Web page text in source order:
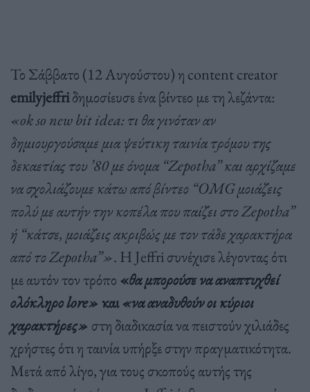
Το Σάββατο (12 Αυγούστου) η content creator
emilyjeffriδημοσίευσε ένα βίντεο με τη λεζάντα:
«ok so new bit idea: τι θα γινόταν αν
δημιουργούσαμε μια ψεύτικη ταινία τρόμου της
δεκαετίας του ’80 με όνομα “Zepotha” και αρχίζαμε
να σχολιάζουμε κάτω από βίντεο “OMG μοιάζεις
πολύ με αυτήν την κοπέλα που παίζει στο Zepotha”
ή “κάτσε, μοιάζεις ακριβώς με τον τάδε χαρακτήρα
από το Zepotha”». Η Jeffri συνέχισε λέγοντας ότι
με αυτόν τον τρόπο «θα μπορούσε να αναπτυχθεί
ολόκληρο lore» και«να αναδυθούν οι κύριοι
χαρακτήρες» στη διαδικασία να πειστούν χιλιάδες
χρήστες ότι η ταινία υπήρξε στην πραγματικότητα.
Μετά από λίγο, για τους σκοπούς αυτής της